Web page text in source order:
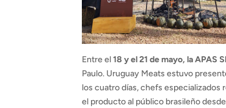
Entre el18 y el 21 de mayo, la APAS
Paulo. Uruguay Meats estuvo
los cuatro días, chefs
el producto al público brasileño